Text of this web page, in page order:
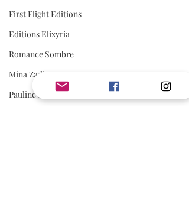
First Flight Editions
Editions Elixyria
Romance Sombre
Mina Zadig
Pauline Libersart